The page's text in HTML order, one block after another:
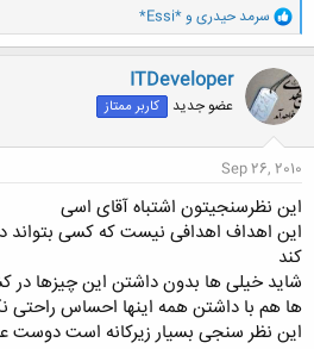
و
ا
ک
ن
ش
ه
ا
سرمد حیدری و*Essi*
ITDeveloper
عضو جدید کاربر ممتاز
Sep 26, 2010
این نظرسنجیتون اشتباه آقای اسی
این اهداف اهدافی نیست که کسی
کند
شاید خیلی ها بدون داشتن این چیزها در
ها هم با داشتن همه اینها احساس راحتی
این نظر سنجی بسیار زیرکانه است دوست